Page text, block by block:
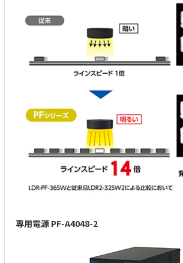
専用電源 PF-A4048-2